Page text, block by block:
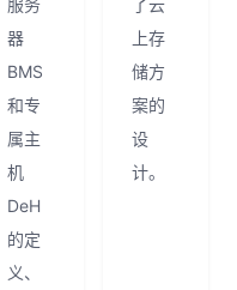
服务
器
BMS
和专
属主
机
DeH
的定
义、
了云
上存
储方
案的
设
计。